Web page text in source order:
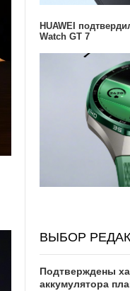
HUAWEI
Watch GT 7
ВЫБОР
Подтверждены
аккумулятора